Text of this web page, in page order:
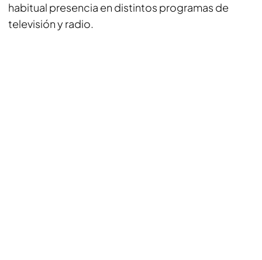
habitual presencia en distintos programas de
televisión y radio.